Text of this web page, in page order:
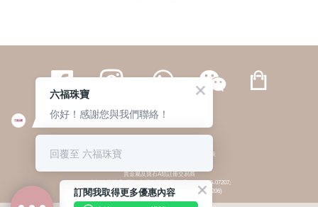
繁體 | 簡体
© 六福集團 版權所有 不得轉載 私隱政策
貴金屬及寶石A類註冊交易商
(六福企業禮品(國際)有限公司-註冊號碼:A-B-24-05-07207;
六福電子商貿有限公司-註冊號碼:A-B-24-05-07206)
貴金屬及寶石B類註冊交易商
訂閱我取得更多優惠內容
六福珠寶
你好！感謝您與我們聯絡！
回覆至 六福珠寶